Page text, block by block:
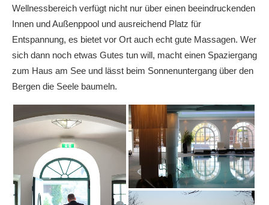
Wellnessbereich verfügt nicht nur über einen beeindruckenden
Innen und Außenppool und ausreichend Platz für
Entspannung, es bietet vor Ort auch echt gute Massagen. Wer
sich dann noch etwas Gutes tun will, macht einen Spaziergang
zum Haus am See und lässt beim Sonnenuntergang über den
Bergen die Seele baumeln.